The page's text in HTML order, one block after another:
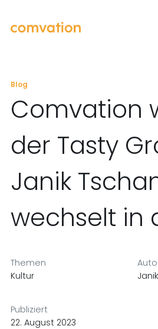
Blog
Comvation
der Tasty
Janik
wechselt in
Themen
Kultur
Publiziert
22. August 2023